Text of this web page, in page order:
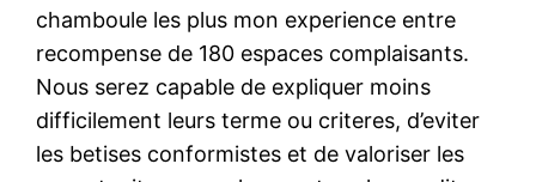
chamboule les plus mon experience entre
recompense de 180 espaces complaisants.
Nous serez capable de expliquer moins
difficilement leurs terme ou criteres, d’eviter
les betises conformistes et de valoriser les